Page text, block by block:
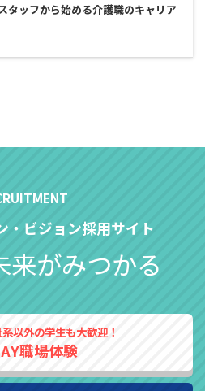
タッフから始める介護職のキャリア
・ビジョン採用サイト
来がみつかる
以外の学生も大歓迎！
職場体験